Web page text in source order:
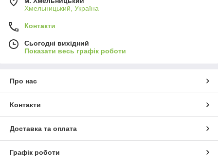
Хмельницький, Україна
Контакти
Сьогодні вихідний
Показати весь графік роботи
Про нас
Контакти
Доставка та оплата
Графік роботи